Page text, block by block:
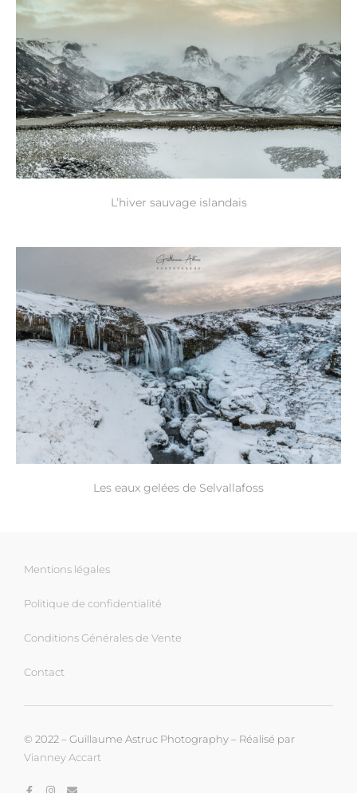
L’hiver sauvage islandais
Les eaux gelées de Selvallafoss
Mentions légales
Politique de confidentialité
Conditions Générales de Vente
Contact
© 2022 – Guillaume Astruc Photography – Réalisé par
Vianney Accart